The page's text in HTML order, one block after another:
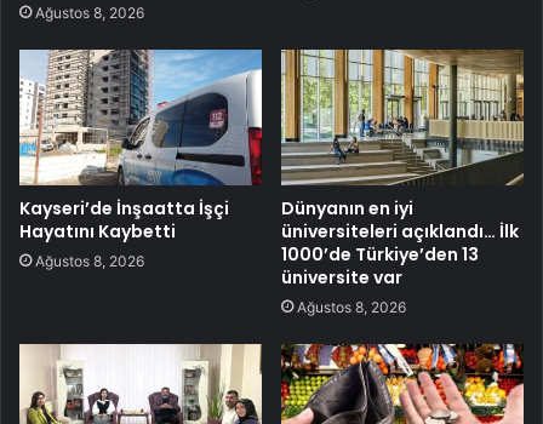
Ağustos 8, 2026
Kayseri’de İnşaatta İşçi
Hayatını Kaybetti
Ağustos 8, 2026
Dünyanın en iyi
üniversiteleri açıklandı… İlk
1000’de Türkiye’den 13
üniversite var
Ağustos 8, 2026